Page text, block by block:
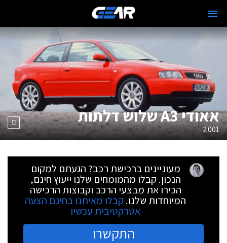
אאודי A3 שלוש דלתות
2001
מעוניינים ברכישת רכב? הגעתם למקום
הנכון. קבלו מהמומחים שלנו ייעוץ חינם,
הכירו את מבצעי הרכב וקבוצות הרכישה
המיוחדות שלנו. קבלו מאיתנו בחינם הצעה
אטרקטיבית עכשיו
התקשרו